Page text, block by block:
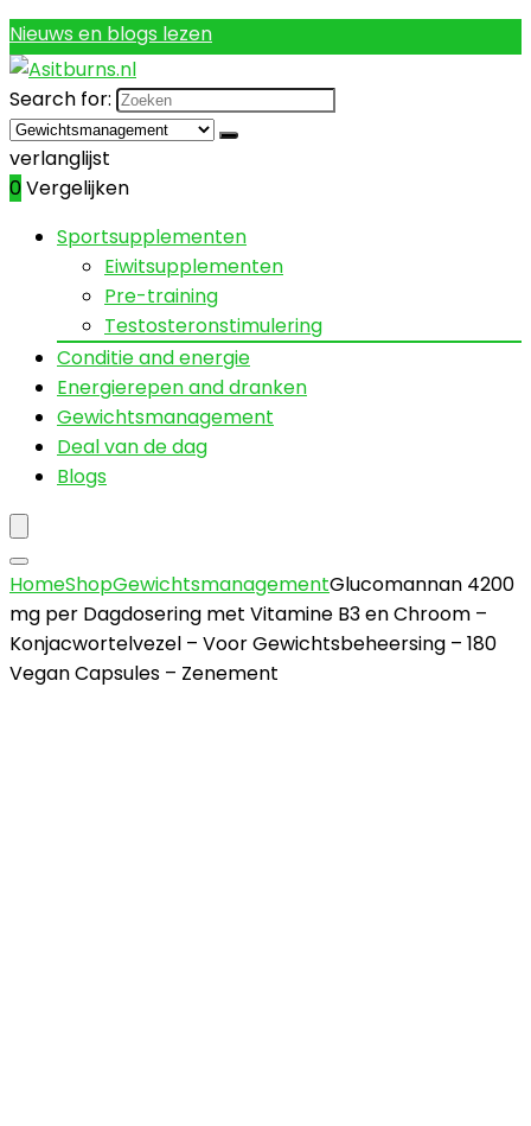
Nieuws en blogs lezen
Search for:
verlanglijst
0 Vergelijken
Sportsupplementen
Eiwitsupplementen
Pre-training
Testosteronstimulering
Conditie and energie
Energierepen and dranken
Gewichtsmanagement
Deal van de dag
Blogs
HomeShopGewichtsmanagementGlucomannan 4200
mg per Dagdosering met Vitamine B3 en Chroom –
Konjacwortelvezel – Voor Gewichtsbeheersing – 180
Vegan Capsules – Zenement